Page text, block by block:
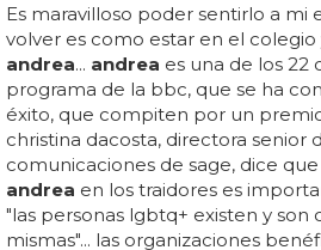
Es maravilloso poder sentirlo a mi
volver es como estar en el colegio
andrea... andrea es una de los 22
programa de la bbc, que se ha
éxito, que compiten por un premio
christina dacosta, directora senior
comunicaciones de sage, dice
andrea en los traidores es
"las personas lgbtq+ existen y
mismas"... las organizaciones